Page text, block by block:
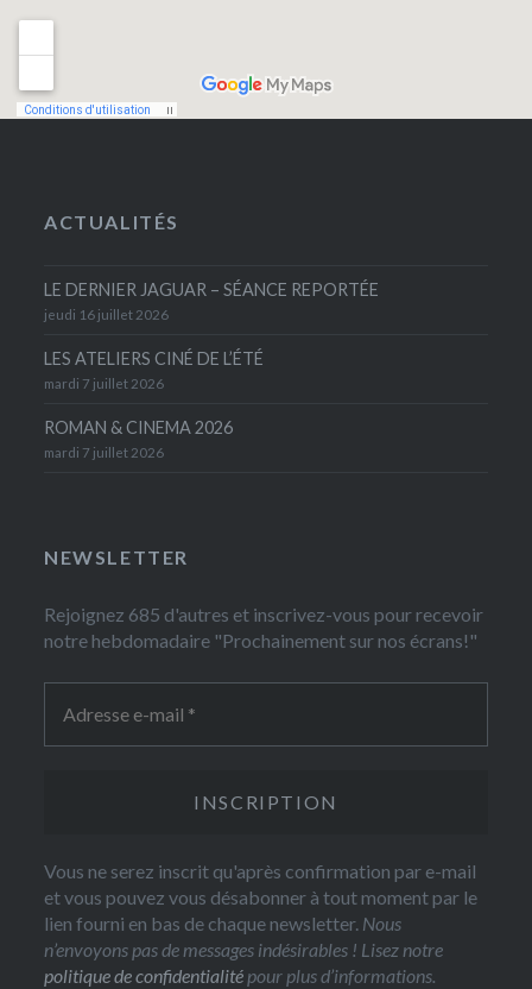
ACTUALITÉS
LE DERNIER JAGUAR – SÉANCE REPORTÉE
jeudi 16 juillet 2026
LES ATELIERS CINÉ DE L’ÉTÉ
mardi 7 juillet 2026
ROMAN & CINEMA 2026
mardi 7 juillet 2026
NEWSLETTER
Rejoignez 685 d'autres et inscrivez-vous pour recevoir
notre hebdomadaire "Prochainement sur nos écrans!"
Vous ne serez inscrit qu'après confirmation par e-mail
et vous pouvez vous désabonner à tout moment par le
lien fourni en bas de chaque newsletter. Nous
n’envoyons pas de messages indésirables ! Lisez notre
politique de confidentialité pour plus d’informations.